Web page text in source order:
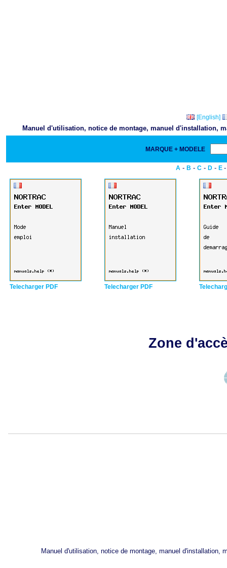
[English]
Manuel d'utilisation, notice de montage, manuel d'installation,
MARQUE + MODELE
A - B - C - D - E
Telecharger PDF Telecharger PDF
Zone
Manuel d'utilisation, notice de montage, manuel